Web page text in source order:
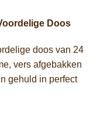
Doos
doos van 24
vers afgebakken
gehuld in perfect